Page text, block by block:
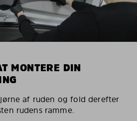
MONTERE DIN
af ruden og fold derefter
rudens ramme.